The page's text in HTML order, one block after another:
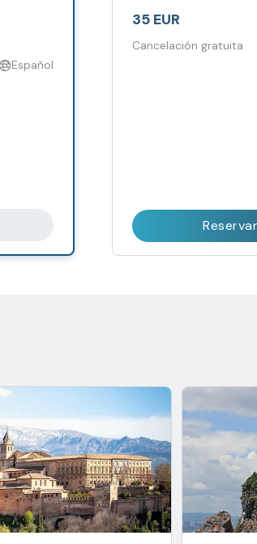
Español
35 EUR
Cancelación gratuita
Reservar